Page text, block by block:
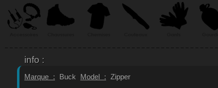
info :
Marque : Buck Model : Zipper